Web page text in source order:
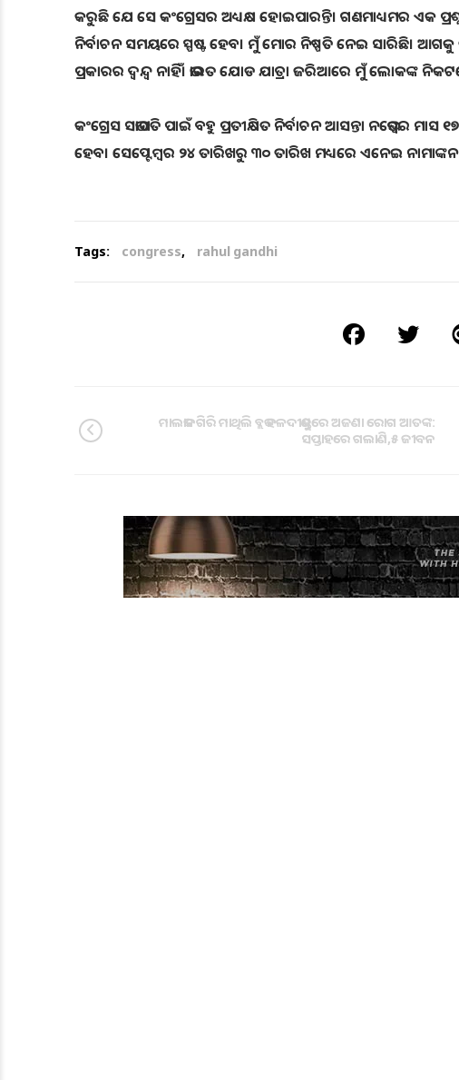
କରୁଛି ଯେ ସେ କଂଗ୍ରେସର ଅଧ୍ୟକ୍ଷ ହୋଇପାରନ୍ତି। ଗଣମାଧ୍ୟମର ଏକ
ନିର୍ବାଚନ ସମୟରେ ସ୍ପ‌ଷ୍ଟ ହେବ। ମୁଁ ମୋର ନିଷ୍ପତି ନେଇ ସାରିଛି।
ପ୍ରକାରର ଦ୍ବନ୍ଦ୍ବ ନାହିଁ। ଭାରତ ଯୋଡ ଯାତ୍ରା ଜରିଆରେ ମୁଁ ଲୋକଙ୍କ
କଂଗ୍ରେସ ସଭାପତି ପାଇଁ ବହୁ ପ୍ରତୀକ୍ଷିତ ନିର୍ବାଚନ ଆସନ୍ତା ନଭେମ୍ବର
ହେବ। ସେପ୍ଟେମ୍ବର ୨୪ ତାରିଖରୁ ୩୦ ତାରିଖ ମଧ୍ୟରେ ଏନେଇ
Tags: congress, rahul gandhi
ମାଲକାନଗିରି ମାଥିଲି ବ୍ଲକ ହଳଦୀକୁଣ୍ଡରେ ଅଜଣା ରୋଗ ଆତଙ୍କ:
ସପ୍ତାହରେ ଗଲାଣି,୫ ଜୀବନ